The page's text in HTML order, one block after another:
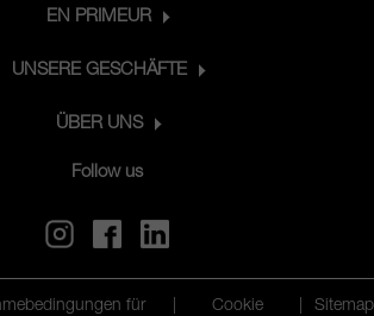
ein Weißer, ein Rosé und
EN PRIMEUR
UNSERE GESCHÄFTE
ÜBER UNS
Follow us
für Cookie Sitemap